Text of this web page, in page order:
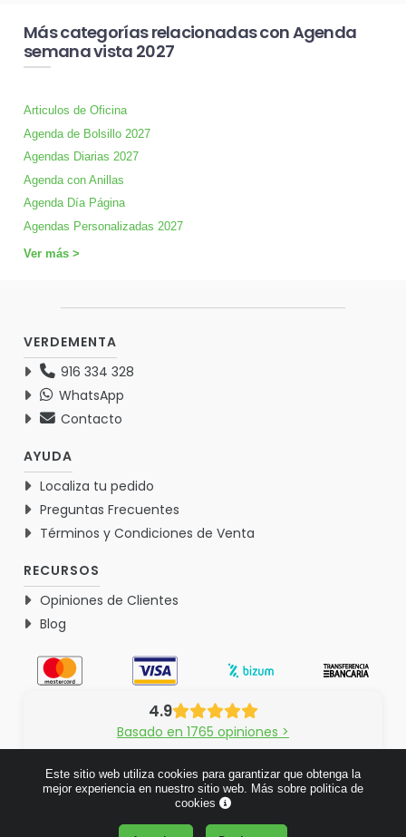
Más categorías relacionadas con Agenda
semana vista 2027
Articulos de Oficina
Agenda de Bolsillo 2027
Agendas Diarias 2027
Agenda con Anillas
Agenda Día Página
Agendas Personalizadas 2027
Ver más >
VERDEMENTA
916 334 328
WhatsApp
Contacto
AYUDA
Localiza tu pedido
Preguntas Frecuentes
Términos y Condiciones de Venta
RECURSOS
Opiniones de Clientes
Blog
4.9
Basado en 1765 opiniones >
Este sitio web utiliza cookies para garantizar que obtenga la
mejor experiencia en nuestro sitio web. Más sobre politica de
cookies